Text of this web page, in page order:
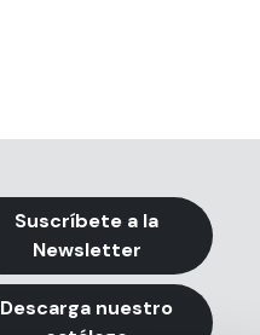
Suscríbete a la
Newsletter
Descarga nuestro